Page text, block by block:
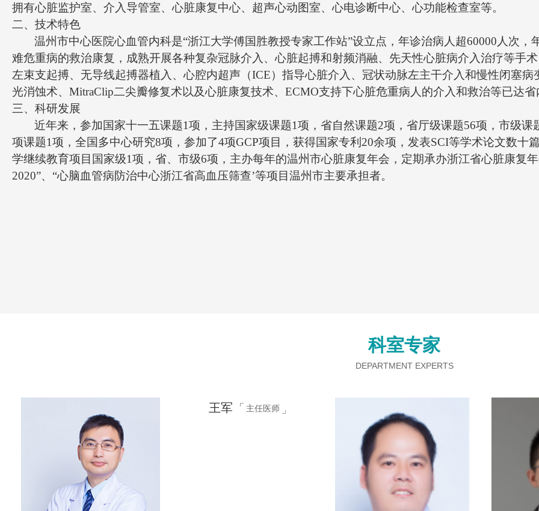
拥有心脏监护室、介入导管室、心脏康复中心、超声心动图室、心电诊断中心、心功能检查室等。
二、技术特色
温州市中心医院心血管内科是“浙江大学傅国胜教授专家工作站”设立点，年诊治病人超60000人次
难危重病的救治康复，成熟开展各种复杂冠脉介入、心脏起搏和射频消融、先天性心脏病介入治疗等手
左束支起搏、无导线起搏器植入、心腔内超声（ICE）指导心脏介入、冠状动脉左主干介入和慢性闭塞
光消蚀术、MitraClip二尖瓣修复术以及心脏康复技术、ECMO支持下心脏危重病人的介入和救治等已达省
三、科研发展
近年来，参加国家十一五课题1项，主持国家级课题1项，省自然课题2项，省厅级课题56项，市级
项课题1项，全国多中心研究8项，参加了4项GCP项目，获得国家专利20余项，发表SCI等学术论文数十
学继续教育项目国家级1项，省、市级6项，主办每年的温州市心脏康复年会，定期承办浙江省心脏康复
2020”、“心脑血管病防治中心浙江省高血压筛查’等项目温州市主要承担者。
科室专家
DEPARTMENT EXPERTS
王军 主任医师